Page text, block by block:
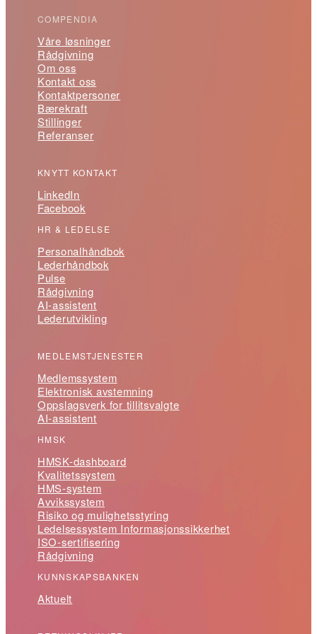
COMPENDIA
Våre løsninger
Rådgivning
Om oss
Kontakt oss
Kontaktpersoner
Bærekraft
Stillinger
Referanser
KNYTT KONTAKT
LinkedIn
Facebook
HR & LEDELSE
Personalhåndbok
Lederhåndbok
Pulse
Rådgivning
AI-assistent
Lederutvikling
MEDLEMSTJENESTER
Medlemssystem
Elektronisk avstemning
Oppslagsverk for tillitsvalgte
AI-assistent
HMSK
HMSK-dashboard
Kvalitetssystem
HMS-system
Avvikssystem
Risiko og mulighetsstyring
Ledelsessystem Informasjonssikkerhet
ISO-sertifisering
Rådgivning
KUNNSKAPSBANKEN
Aktuelt